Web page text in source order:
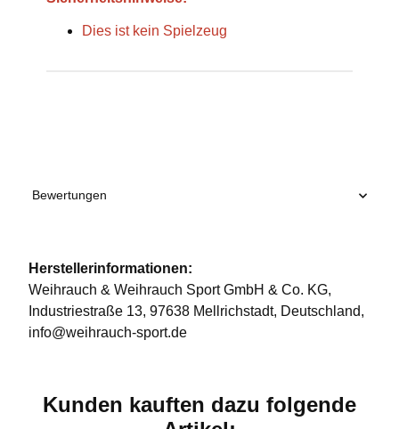
Dies ist kein Spielzeug
Bewertungen
Herstellerinformationen:
Weihrauch & Weihrauch Sport GmbH & Co. KG,
Industriestraße 13, 97638 Mellrichstadt, Deutschland,
info@weihrauch-sport.de
Kunden kauften dazu folgende